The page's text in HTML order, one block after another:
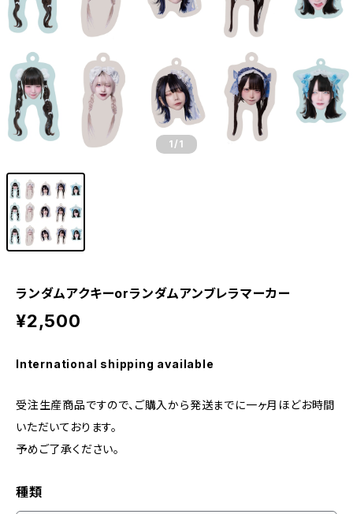
1 /1
ランダムアクキーorランダムアンブレラマーカー
¥2,500
International shipping available
受注生産商品ですので、ご購入から発送までに一ヶ月ほどお時間
いただいております。
予めご了承ください。
種類